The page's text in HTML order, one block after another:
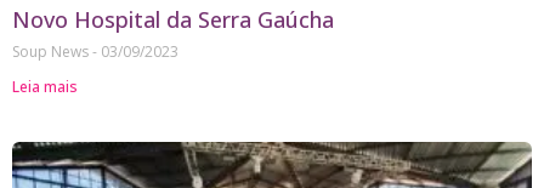
Novo Hospital da Serra Gaúcha
Soup News
03/09/2023
Leia mais